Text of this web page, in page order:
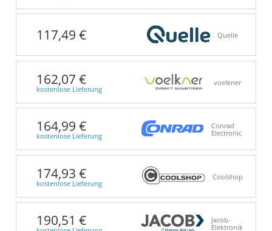
117,49 € Quelle
162,07 €
kostenlose Lieferung
voelkner
164,99 €
kostenlose Lieferung
Conrad
Electronic
174,93 €
kostenlose Lieferung
Coolshop
190,51 €
Jacob-
Elektronik